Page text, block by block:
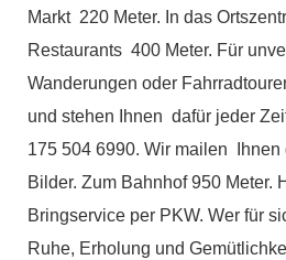
Markt 220 Meter. In das
Restaurants 400 Meter. Für
Wanderungen oder
und stehen Ihnen dafür jeder
175 504 6990. Wir mailen
Bilder. Zum Bahnhof 950 Meter.
Bringservice per PKW. Wer für
Ruhe, Erholung und